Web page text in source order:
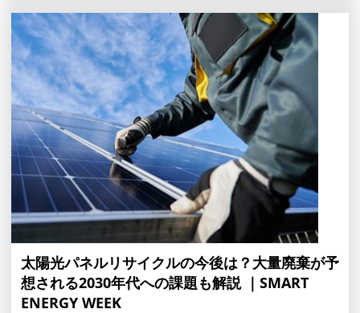
太陽光パネルリサイクルの今後は？大量廃棄が予
想される2030年代への課題も解説 ｜SMART
ENERGY WEEK